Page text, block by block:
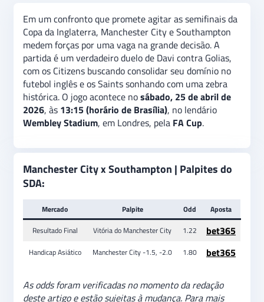
Em um confronto que promete agitar as semifinais da
Copa da Inglaterra, Manchester City e Southampton
medem forças por uma vaga na grande decisão. A
partida é um verdadeiro duelo de Davi contra Golias,
com os Citizens buscando consolidar seu domínio no
futebol inglês e os Saints sonhando com uma zebra
histórica. O jogo acontece nosábado, 25 de abril de
2026, às 13:15 (horário de Brasília), no lendário
Wembley Stadium, em Londres, pela FA Cup.
Manchester City x Southampton | Palpites do
SDA:
Mercado Palpite Odd
Aposta
Resultado Final
Vitória do Manchester City 1.22 bet365
Handicap Asiático Manchester City -1.5, -2.0 1.80 bet365
As odds foram verificadas no momento da redação
deste artigo e estão sujeitas à mudança. Para mais